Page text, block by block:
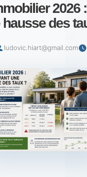
2026
hausse des
ludovic.hiart@gmail.com